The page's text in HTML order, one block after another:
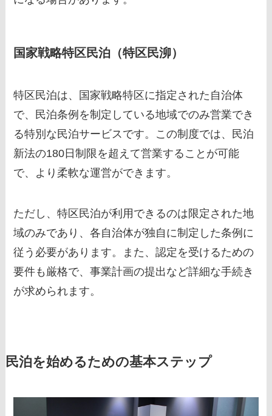
国家戦略特区民泊（特区民泖）
特区民泊は、国家戦略特区に指定された自治体
で、民泊条例を制定している地域でのみ営業でき
る特別な民泊サービスです。この制度では、民泊
新法の180日制限を超えて営業することが可能
で、より柔軟な運営ができます。
ただし、特区民泊が利用できるのは限定された地
域のみであり、各自治体が独自に制定した条例に
従う必要があります。また、認定を受けるための
要件も厳格で、事業計画の提出など詳細な手続き
が求められます。
民泊を始めるための基本ステップ